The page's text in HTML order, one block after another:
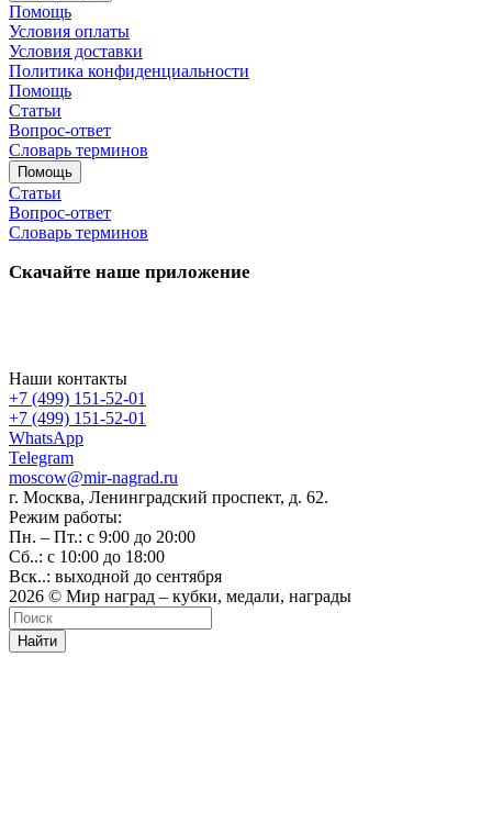
Помощь
Условия оплаты
Условия доставки
Политика конфиденциальности
Помощь
Статьи
Вопрос-ответ
Словарь терминов
Помощь
Статьи
Вопрос-ответ
Словарь терминов
Скачайте наше приложение
Наши контакты
+7 (499) 151-52-01
+7 (499) 151-52-01
WhatsApp
Telegram
moscow@mir-nagrad.ru
г. Москва, Ленинградский проспект, д. 62.
Режим работы:
Пн. – Пт.: с 9:00 до 20:00
Сб..: с 10:00 до 18:00
Вск..: выходной до сентября
2026 © Мир наград – кубки, медали, награды
Найти